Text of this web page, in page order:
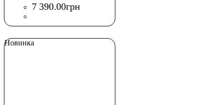
7 390.00грн
Новинка